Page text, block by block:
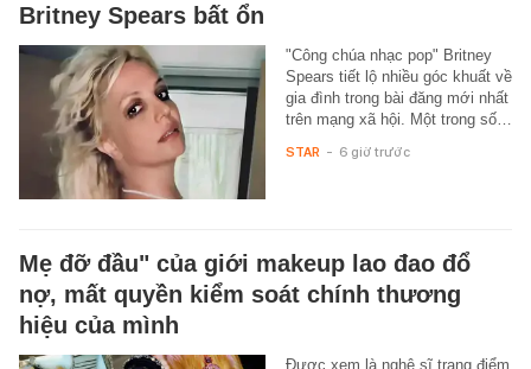
Britney Spears bất ổn
"Công chúa nhạc pop" Britney
Spears tiết lộ nhiều góc khuất về
gia đình trong bài đăng mới nhất
trên mạng xã hội. Một trong số…
STAR - 6 giờ trước
Mẹ đỡ đầu" của giới makeup lao đao đổ
nợ, mất quyền kiểm soát chính thương
hiệu của mình
Được xem là nghệ sĩ trang điểm